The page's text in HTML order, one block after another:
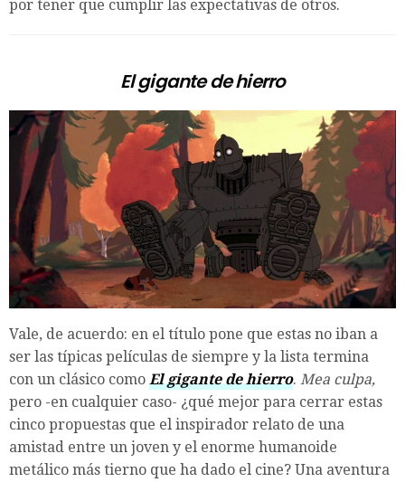
por tener que cumplir las expectativas de otros.
El gigante de hierro
Vale, de acuerdo: en el título pone que estas no iban a
ser las típicas películas de siempre y la lista termina
con un clásico como El gigante de hierro. Mea culpa,
pero -en cualquier caso- ¿qué mejor para cerrar estas
cinco propuestas que el inspirador relato de una
amistad entre un joven y el enorme humanoide
metálico más tierno que ha dado el cine? Una aventura